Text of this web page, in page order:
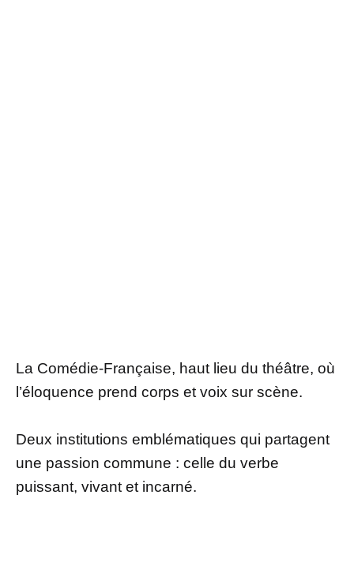
La Comédie-Française, haut lieu du théâtre, où
l’éloquence prend corps et voix sur scène.
Deux institutions emblématiques qui partagent
une passion commune : celle du verbe
puissant, vivant et incarné.